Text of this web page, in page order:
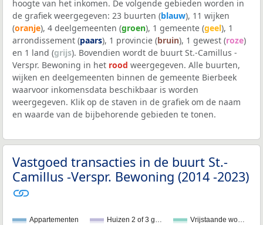
hoogte van het inkomen. De volgende gebieden worden in
de grafiek weergegeven: 23 buurten (blauw), 11 wijken
(oranje), 4 deelgemeenten (groen), 1 gemeente (geel), 1
arrondissement (paars), 1 provincie (bruin), 1 gewest (roze)
en 1 land (grijs). Bovendien wordt de buurt St.-Camillus -
Verspr. Bewoning in het rood weergegeven. Alle buurten,
wijken en deelgemeenten binnen de gemeente Bierbeek
waarvoor inkomensdata beschikbaar is worden
weergegeven. Klik op de staven in de grafiek om de naam
en waarde van de bijbehorende gebieden te tonen.
Vastgoed transacties in de buurt St.-
Camillus -Verspr. Bewoning (2014 -2023)
Appartementen Huizen 2 of 3 g… Vrijstaande wo…